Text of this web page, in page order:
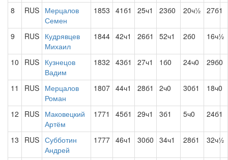
8 RUS Мерцалов
Семен
1853 41б1 25ч1 23б0 20ч½ 27б1
9 RUS Кудрявцев
Михаил
1844 42ч1 26б1 52ч1 2б0 16ч½
10 RUS Кузнецов
Вадим
1832 43б1 27ч1 1б0 24ч0 29б0
11 RUS Мерцалов
Роман
1807 44ч1 28б1 2ч0 30б1 18ч0
12 RUS Маковецкий
Артём
1771 45б1 29ч1 3б1 5ч0 24б1
13 RUS Субботин
Андрей
1777 46ч1 30б0 34ч1 28б1 32ч½